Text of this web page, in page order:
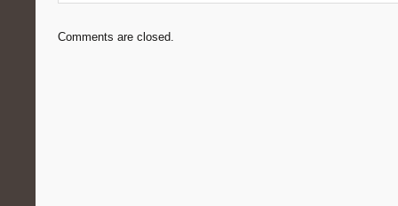
Comments are closed.